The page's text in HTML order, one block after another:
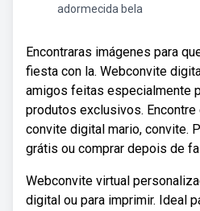
adormecida bela
Encontraras imágenes para
fiesta con la. Webconvite
amigos feitas especialmente
produtos exclusivos.
convite digital mario, convite.
grátis ou comprar depois de
Webconvite virtual
digital ou para imprimir. Ideal